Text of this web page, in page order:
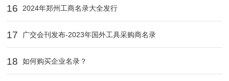
16 2024年郑州工商名录大全发行
17 广交会刊发布-2023年国外工具采购商名录
18 如何购买企业名录？